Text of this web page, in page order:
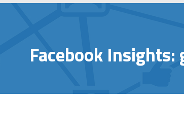
Facebook Insights: